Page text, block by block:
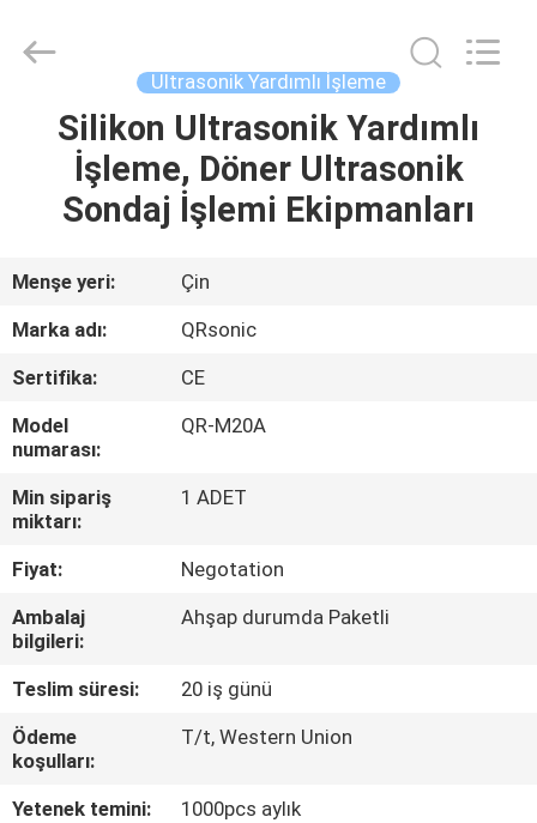
ÜRÜNLER
HAKKIMIZDA
TURU
KONTROLÜ
BIZE
ULAŞIN
HABERLER
DURUMLAR
Equipment
Co.,Ltd.
Ultrasonik Yardımlı İşleme
Silikon Ultrasonik Yardımlı
İşleme, Döner Ultrasonik
Sondaj İşlemi Ekipmanları
Menşe yeri:
Çin
Marka adı:
QRsonic
Sertifika:
CE
Model
numarası:
QR-M20A
Min sipariş
miktarı:
1 ADET
Fiyat:
Negotation
Ambalaj
bilgileri:
Ahşap durumda Paketli
Teslim süresi:
20 iş günü
Ödeme
koşulları:
T/t, Western Union
Yetenek temini:
1000pcs aylık